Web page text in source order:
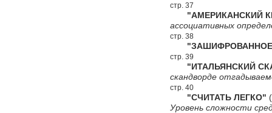
стр. 37
"АМЕРИКАНСКИЙ
ассоциативных
стр. 38
"ЗАШИФРОВАННОЕ
стр. 39
"ИТАЛЬЯНСКИЙ
скандворде
стр. 40
"СЧИТАТЬ ЛЕГКО"
Уровень сложности